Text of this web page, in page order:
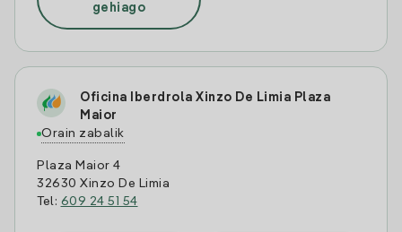
gehiago
Oficina Iberdrola Xinzo De Limia Plaza
Maior
Orain zabalik
Plaza Maior 4
32630 Xinzo De Limia
Tel: 609 24 51 54